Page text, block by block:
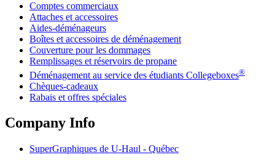
Comptes commerciaux
Attaches et accessoires
Aides-déménageurs
Boîtes et accessoires de déménagement
Couverture pour les dommages
Remplissages et réservoirs de propane
Déménagement au service des étudiants Collegeboxes®
Chèques-cadeaux
Rabais et offres spéciales
Company Info
SuperGraphiques de U-Haul - Québec